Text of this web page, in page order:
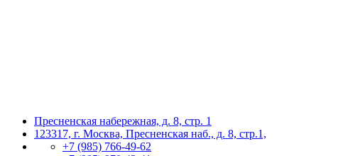
Пресненская набережная, д. 8, стр. 1
123317, г. Москва, Пресненская наб., д. 8, стр.1,
+7 (985) 766-49-62